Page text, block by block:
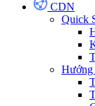
CDN
Quick
Hướng